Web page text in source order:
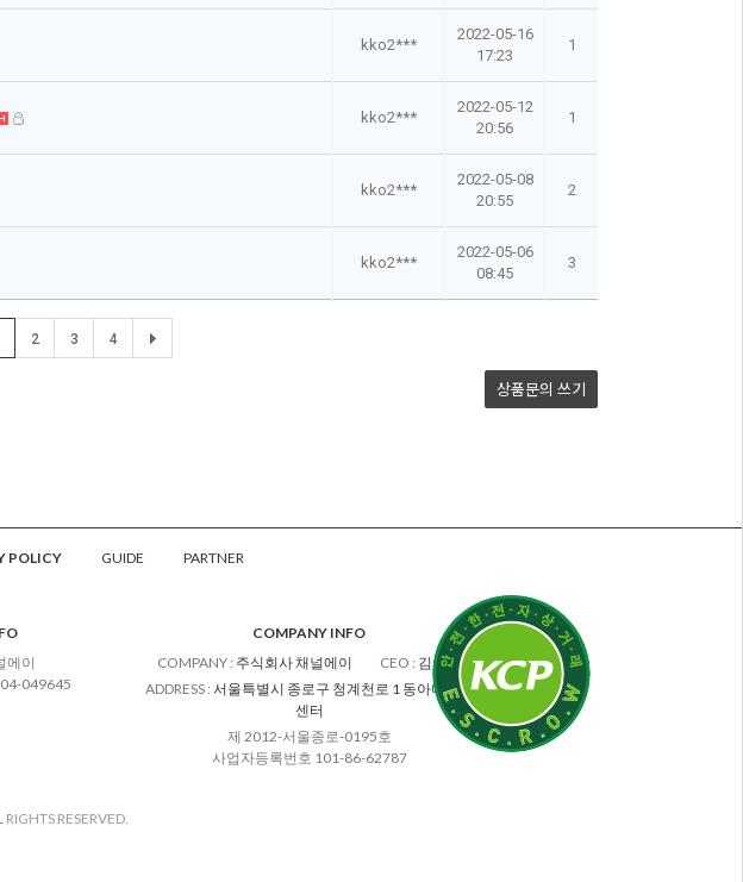
kko2***
2022-05-16
17:23
1
kko2***
2022-05-12
20:56
1
kko2***
2022-05-08
20:55
2
kko2***
2022-05-06
08:45
3
2 3 4
상품문의 쓰기
POLICY GUIDE PARTNER
에이
049645
COMPANY INFO
COMPANY : 주식회사 채널에이 CEO : 김차수
ADDRESS: 서울특별시 종로구 청계천로 1 동아미디어
센터
제 2012-서울종로-0195호
사업자등록번호 101-86-62787
RIGHTS RESERVED.